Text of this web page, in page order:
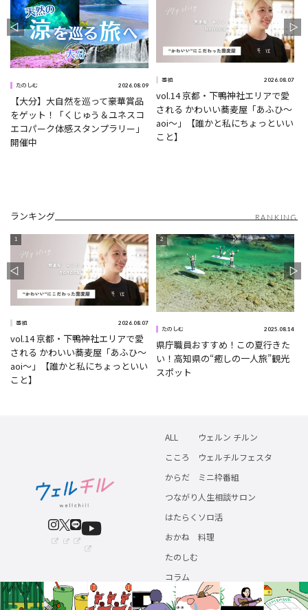
たのしむ 2026.08.09
【大分】大自然を巡って豪華賞品
をゲット！「くじゅう＆ユネスコ
エコパーク体感スタンプラリー」
開催中
番組 2026.08.07
vol.14 京都・下鴨神社エリアで愛
される かわいい蕎麦屋「あふひ〜
aoi〜」【誰かと私にちょっといい
こと】
ランキング RANKING
番組 2026.08.07
vol.14 京都・下鴨神社エリアで愛
される かわいい蕎麦屋「あふひ〜
aoi〜」【誰かと私にちょっといい
こと】
たのしむ 2025.08.14
県庁職員おすすめ！この夏行きた
い！高知県の“癒しの一人旅”観光
スポット
ALL
こころ
からだ
つながり
はたらく
おかね
たのしむ
コラム
ウェルン チルン
ウェルチルフェスタ
ミニ枠番組
人生相談サロン
ソロ活
料理
著作権につい
利用者情報の外部送信につい運営会
情報提供・お問い